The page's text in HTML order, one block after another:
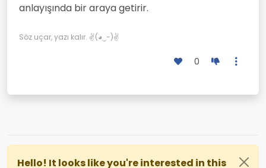
anlayışında bir araya getirir.
Söz uçar, yazı kalır. ✌(◕‿-)✌
0
Hello! It looks like you're interested in this